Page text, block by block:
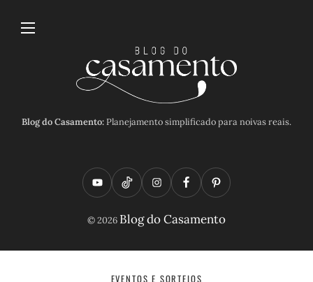
Blog do Casamento:Planejamento simplificado para noivas reais.
Y
o
t
T
i
t
o
I
n
t
a
F
a
e
b
P
i
t
© 2026 Blog do Casamento
EVENTOS E SORTEIOS